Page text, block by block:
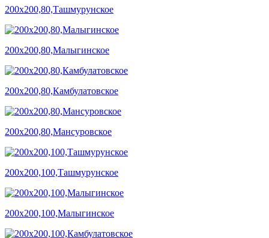
200х200,80,Ташмурунское
200х200,80,Малыгинское
200х200,80,Камбулатовское
200х200,80,Мансуровское
200х200,100,Ташмурунское
200х200,100,Малыгинское